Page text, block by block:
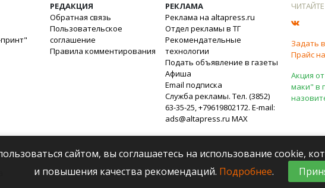
РЕДАКЦИЯ
Обратная связь
Пользовательское
соглашение
Правила комментирования
РЕКЛАМА
Реклама на altapress.ru
Отдел рекламы в ТГ
Рекомендательные
технологии
Подать объявление в газеты
Афиша
Email подписка
Служба рекламы. Тел. (3852)
63-35-25, +79619802172. E-mail:
ads@altapress.ru MAX
Задать
Прайс
Акция
маки" в
сайтом, вы соглашаетесь на использование cookie,
и повышения качества рекомендаций. Подробнее.